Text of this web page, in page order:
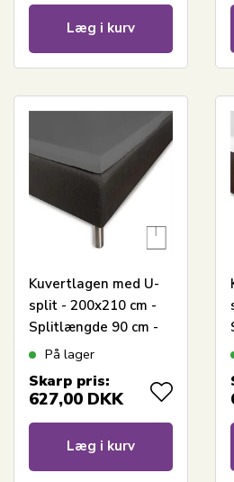
Læg i kurv
Kuvertlagen med U-
split - 200x210 cm -
Splitlængde 90 cm -
Grå - 100%
Cotton
På lager
Skarp pris:
627,00 DKK
Læg i kurv